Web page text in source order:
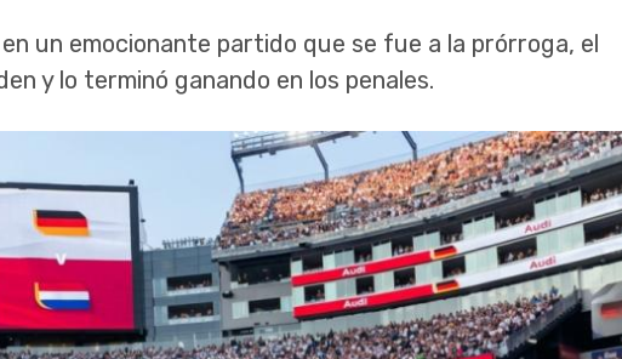
en un emocionante partido que se fue a la prórroga, el
y lo terminó ganando en los penales.